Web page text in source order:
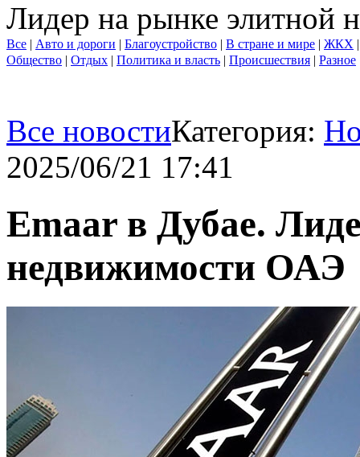
Лидер на рынке элитной
Все | Авто и дороги | Благоустройство | В стране и мире | ЖКХ
Общество | Отдых | Политика и власть | Происшествия | Разное
Все новостиКатегория:
2025/06/21 17:41
Emaar в Дубае.
недвижимости ОАЭ